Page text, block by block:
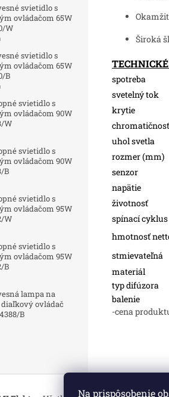
Na prispôsobenie
svietidlo s
ovládačom 65W
W
svietidlo s
ovládačom 65W
B
svietidlo s
ovládačom 90W
W
svietidlo s
ovládačom 90W
B
svietidlo s
ovládačom 95W
W
svietidlo s
ovládačom 95W
B
lampa na
ovládač
B
Široká
spotreba
svetelný tok
krytie
uhol svetla
rozmer (mm)
senzor
napätie
životnosť
spínací cyklus
hmotnosť
stmievateľná
materiál
typ difúzora
balenie
-cena